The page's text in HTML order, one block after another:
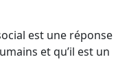
est une réponse
et qu’il est un